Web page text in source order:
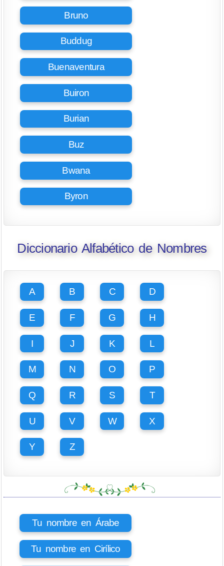
Bruno
Buddug
Buenaventura
Buiron
Burian
Buz
Bwana
Byron
Diccionario Alfabético de Nombres
A B C D
E F G H
I J K L
M N O P
Q R S T
U V W X
Y Z
Tu nombre en Árabe
Tu nombre en Cirílico